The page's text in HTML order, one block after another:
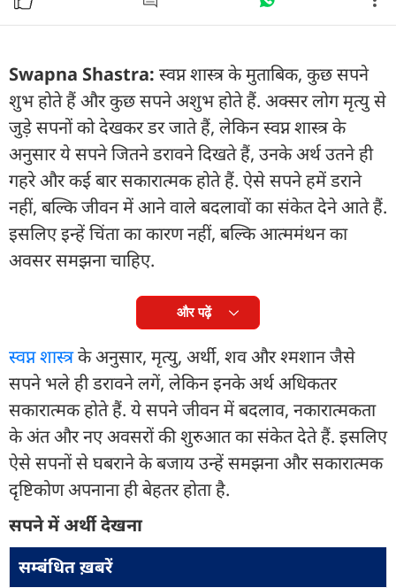
Swapna Shastra: स्वप्न शास्त्र के मुताबिक, कुछ सपने
शुभ होते हैं और कुछ सपने अशुभ होते हैं. अक्सर लोग मृत्यु से
जुड़े सपनों को देखकर डर जाते हैं, लेकिन स्वप्न शास्त्र के
अनुसार ये सपने जितने डरावने दिखते हैं, उनके अर्थ उतने ही
गहरे और कई बार सकारात्मक होते हैं. ऐसे सपने हमें डराने
नहीं, बल्कि जीवन में आने वाले बदलावों का संकेत देने आते हैं.
इसलिए इन्हें चिंता का कारण नहीं, बल्कि आत्ममंथन का
अवसर समझना चाहिए.
और पढ़ें
स्वप्न शास्त्रके अनुसार, मृत्यु, अर्थी, शव और श्मशान जैसे
सपने भले ही डरावने लगें, लेकिन इनके अर्थ अधिकतर
सकारात्मक होते हैं. ये सपने जीवन में बदलाव, नकारात्मकता
के अंत और नए अवसरों की शुरुआत का संकेत देते हैं. इसलिए
ऐसे सपनों से घबराने के बजाय उन्हें समझना और सकारात्मक
दृष्टिकोण अपनाना ही बेहतर होता है.
सपने में अर्थी देखना
सम्बंधित ख़बरें